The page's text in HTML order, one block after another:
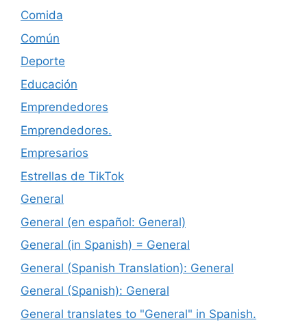
Comida
Común
Deporte
Educación
Emprendedores
Emprendedores.
Empresarios
Estrellas de TikTok
General
General (en español: General)
General (in Spanish) = General
General (Spanish Translation): General
General (Spanish): General
General translates to "General" in Spanish.